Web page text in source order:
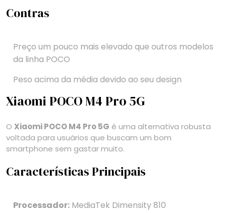
Contras
Preço um pouco mais elevado que outros modelos
da linha POCO
Peso acima da média devido ao seu design
Xiaomi POCO M4 Pro 5G
O Xiaomi POCO M4 Pro 5G é uma alternativa robusta
voltada para usuários que buscam um bom
smartphone sem gastar muito.
Características Principais
Processador: MediaTek Dimensity 810